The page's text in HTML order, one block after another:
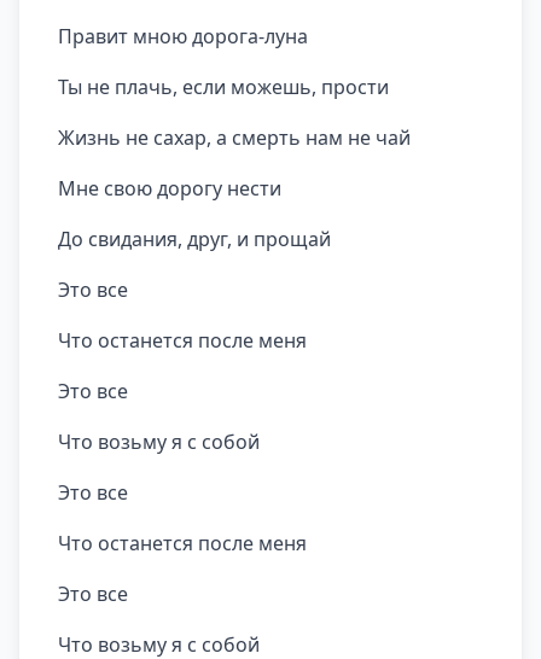
Правит мною дорога-луна
Ты не плачь, если можешь, прости
Жизнь не сахар, а смерть нам не чай
Мне свою дорогу нести
До свидания, друг, и прощай
Это все
Что останется после меня
Это все
Что возьму я с собой
Это все
Что останется после меня
Это все
Что возьму я с собой